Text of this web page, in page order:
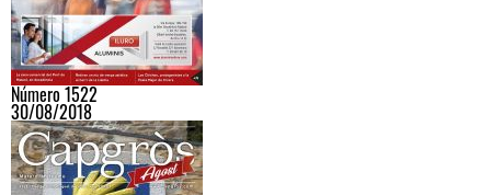
Número 1522
30/08/2018